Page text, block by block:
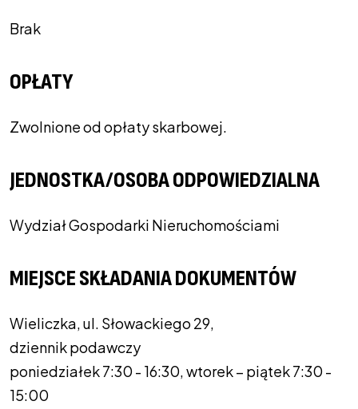
Brak
OPŁATY
Zwolnione od opłaty skarbowej.
JEDNOSTKA/OSOBA ODPOWIEDZIALNA
Wydział Gospodarki Nieruchomościami
MIEJSCE SKŁADANIA DOKUMENTÓW
Wieliczka, ul. Słowackiego 29,
dziennik podawczy
poniedziałek 7:30 - 16:30, wtorek – piątek 7:30 -
15:00